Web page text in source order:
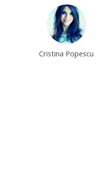
Cristina Popescu